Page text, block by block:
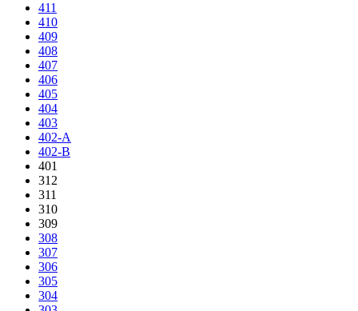
411
410
409
408
407
406
405
404
403
402-A
402-B
401
312
311
310
309
308
307
306
305
304